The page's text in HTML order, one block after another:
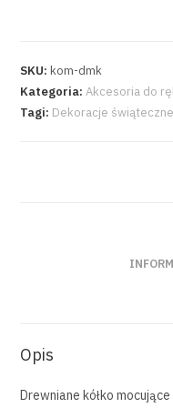
SKU:kom-dmk
Kategoria:Akcesoria do
Tagi: Dekoracje świąteczne
Opis
Drewniane kółko